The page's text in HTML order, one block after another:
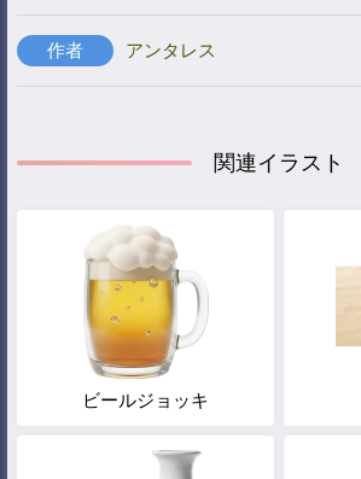
作者 アンタレス
関連イラスト
ビールジョッキ